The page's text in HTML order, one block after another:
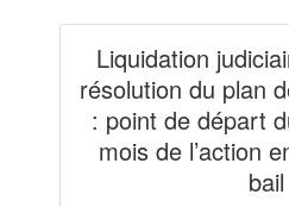
Liquidation
résolution du plan
: point de départ
mois de l’action
bail